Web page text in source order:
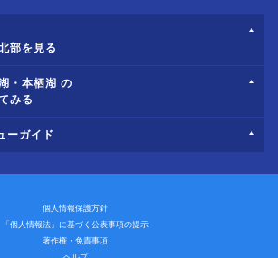
部を見る
・本栖湖 の
みる
ーガイド
個人情報保護方針
「個人情報法」に基づく公表事項の提示
著作権・免責事項